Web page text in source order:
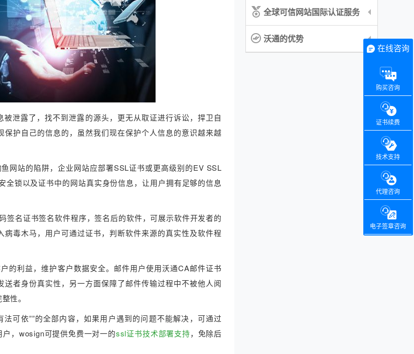
泄露了，找不到泄露的源头，更无从取证进行诉讼，捍卫自
护自己的信息的，虽然我们现在保护个人信息的意识越来越
网站的陷阱，企业网站应部署SSL证书或更高级别的EV SSL
锁以及证书中的网站真实身份信息，让用户拥有足够的信息
名证书签名软件程序，签名后的软件，可展示软件开发者的
毒木马，用户可通过证书，判断软件来源的真实性及软件程
的利益，维护客户数据安全。邮件用户使用沃通CA邮件证书
者身份真实性，另一方面保障了邮件传输过程中不被他人阅
性。
可依””的全部内容，如果用户遇到的问题不能解决，可通过
，wosign可提供免费一对一的ssl证书技术部署支持，免除后
全球可信网站国际认证服务
沃通的优势
在线咨询
购买咨询
证书续费
技术支持
代理咨询
电子签章咨询